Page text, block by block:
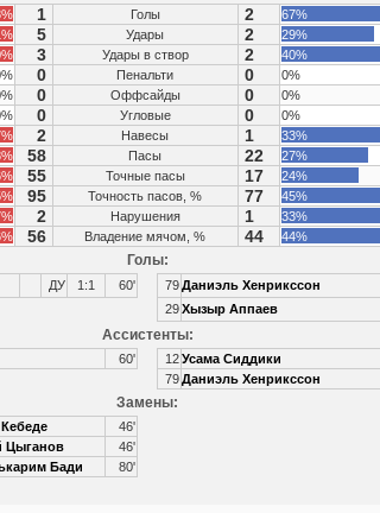
1 Голы 2
67%
5 Удары 2
29%
3 Удары в створ 2
40%
0 Пенальти 0
0%
0 Оффсайды 0
0%
0 Угловые 0
0%
2 Навесы 1
33%
58 Пасы 22
27%
55 Точные пасы 17
24%
95 Точность пасов, % 77
45%
2 Нарушения 1
33%
56 Владение мячом, % 44 44%
Голы:
ДУ 1:1 60' 79Даниэль Хенрикссон
29Хызыр Аппаев
Ассистенты:
60' 12Усама Сиддики
79Даниэль Хенрикссон
Замены:
Кебеде
46'
Цыганов
46'
Бади 80'